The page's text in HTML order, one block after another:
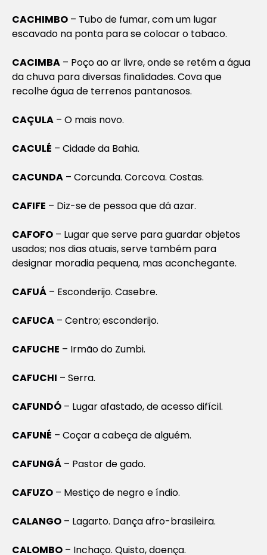
CACHIMBO – Tubo de fumar, com um lugar
escavado na ponta para se colocar o tabaco.
CACIMBA – Poço ao ar livre, onde se retém a água
da chuva para diversas finalidades. Cova que
recolhe água de terrenos pantanosos.
CAÇULA – O mais novo.
CACULÉ – Cidade da Bahia.
CACUNDA – Corcunda. Corcova. Costas.
CAFIFE – Diz-se de pessoa que dá azar.
CAFOFO – Lugar que serve para guardar objetos
usados; nos dias atuais, serve também para
designar moradia pequena, mas aconchegante.
CAFUÁ – Esconderijo. Casebre.
CAFUCA – Centro; esconderijo.
CAFUCHE – Irmão do Zumbi.
CAFUCHI – Serra.
CAFUNDÓ – Lugar afastado, de acesso difícil.
CAFUNÉ – Coçar a cabeça de alguém.
CAFUNGÁ – Pastor de gado.
CAFUZO – Mestiço de negro e índio.
CALANGO – Lagarto. Dança afro-brasileira.
CALOMBO – Inchaço. Quisto, doença.